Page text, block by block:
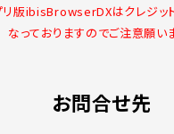
リ版ibisBrowserDXはクレジッ
なっておりますのでご注意願いま
お問合せ先